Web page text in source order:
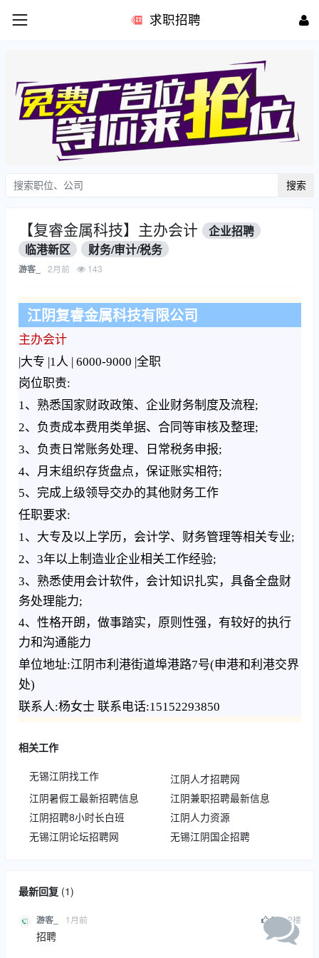
求职招聘
搜索
【复睿金属科技】主办会计
企业招聘
临港新区
财务/审计/税务
游客_ 2月前 143
江阴复睿金属科技有限公司
主办会计
|大专 |1人 |6000-9000 |全职
岗位职责:
1、熟悉国家财政政策、企业财务制度及流程;
2、负责成本费用类单据、合同等审核及整理;
3、负责日常账务处理、日常税务申报;
4、月末组织存货盘点，保证账实相符;
5、完成上级领导交办的其他财务工作
任职要求:
1、大专及以上学历，会计学、财务管理等相关专业;
2、3年以上制造业企业相关工作经验;
3、熟悉使用会计软件，会计知识扎实，具备全盘财
务处理能力;
4、性格开朗，做事踏实，原则性强，有较好的执行
力和沟通能力
单位地址:江阴市利港街道埠港路7号(申港和利港交界
处)
联系人:杨女士 联系电话:15152293850
相关工作
无锡江阴找工作
江阴人才招聘网
江阴暑假工最新招聘信息
江阴兼职招聘最新信息
江阴招聘8小时长白班
江阴人力资源
无锡江阴论坛招聘网
无锡江阴国企招聘
最新回复(1)
游客_ 1月前 0 2楼
招聘